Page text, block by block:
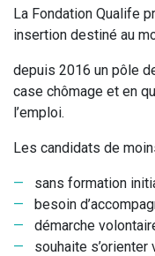
La Fondation Qualife
insertion destiné au
depuis 2016 un pôle
case chômage et en
l’emploi.
Les candidats de
sans formation
besoin
démarche
souhaite